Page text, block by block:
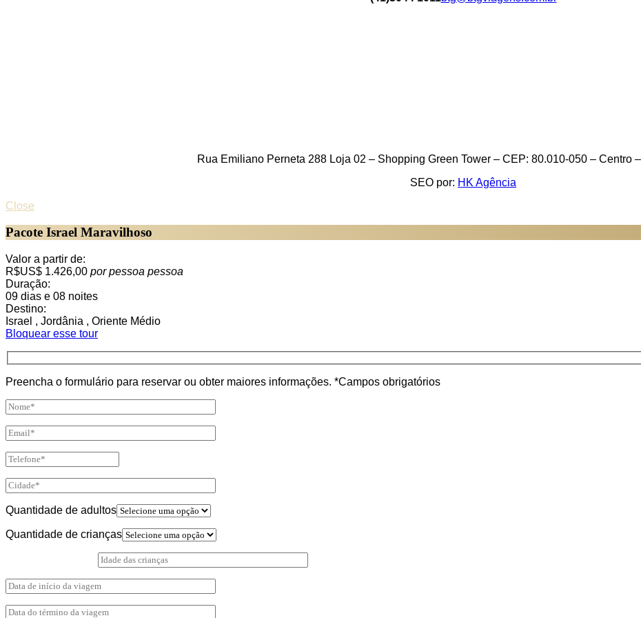
Rua Emiliano Perneta 288 Loja 02 – Shopping Green Tower – CEP: 80.010-050 – Centro
SEO por: HK Agência
Close
Pacote Israel Maravilhoso
Valor a partir de:
R$US$ 1.426,00 por pessoa pessoa
Duração:
09 dias e 08 noites
Destino:
Israel , Jordânia , Oriente Médio
Bloquear esse tour
Preencha o formulário para reservar ou obter maiores informações. *Campos obrigatórios
Quantidade de adultos
Quantidade de crianças